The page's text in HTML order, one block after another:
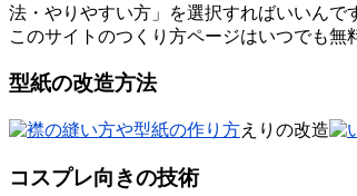
法・やりやすい方」を選択すればいいんで
このサイトのつくり方ページはいつでも
型紙の改造方法
えりの改造
コスプレ向きの技術